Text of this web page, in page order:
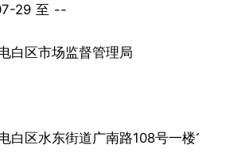
2010-07-29 至 --
白区市场监督管理局
白区水东街道广南路108号一楼101室